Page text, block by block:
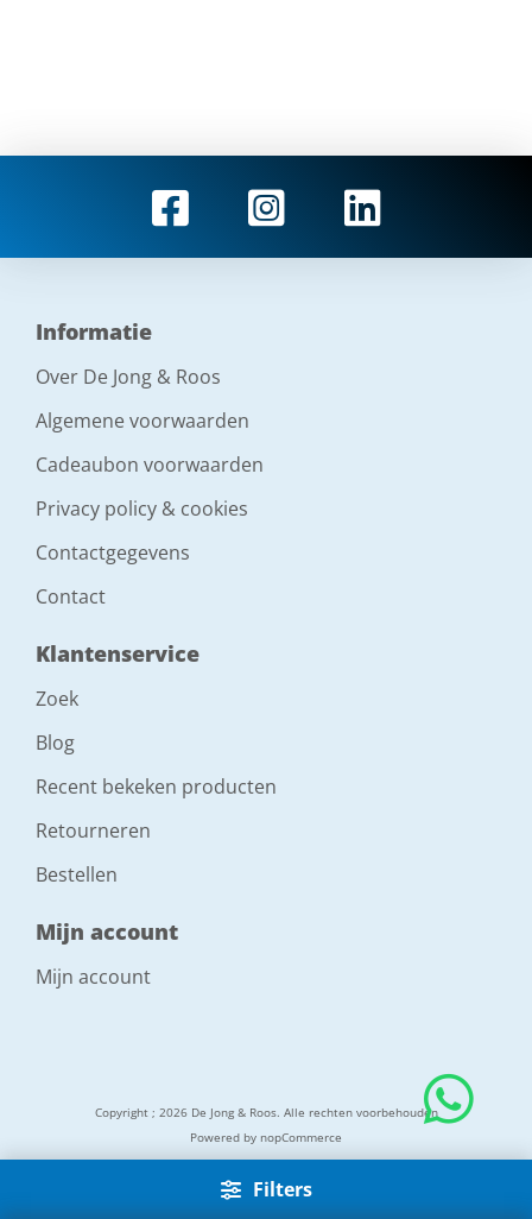
Filters
Informatie
Over De Jong & Roos
Algemene voorwaarden
Cadeaubon voorwaarden
Privacy policy & cookies
Contactgegevens
Contact
Klantenservice
Zoek
Blog
Recent bekeken producten
Retourneren
Bestellen
Mijn account
Mijn account
Copyright ; 2026 De Jong & Roos. Alle rechten voorbehouden
Powered by nopCommerce